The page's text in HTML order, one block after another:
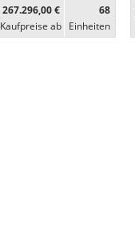
267.296,00 €
Kaufpreise ab
68
Ein­heiten